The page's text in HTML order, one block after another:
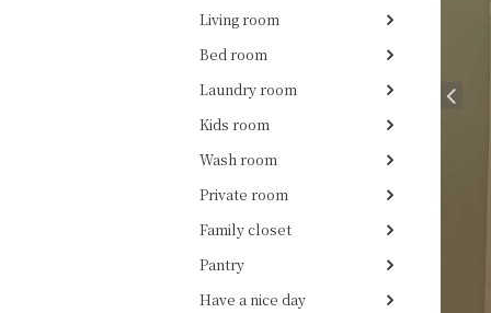
Living room
Bed room
Laundry room
Kids room
Wash room
Private room
Family closet
Pantry
Have a nice day